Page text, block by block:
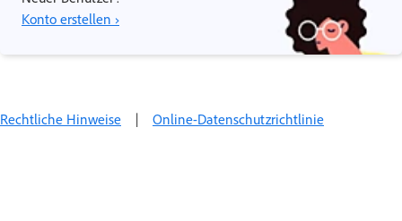
Konto erstellen ›
Rechtliche Hinweise | Online-Datenschutzrichtlinie